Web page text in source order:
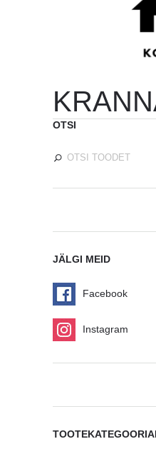
OTSI
JÄLGI MEID
Facebook
Instagram